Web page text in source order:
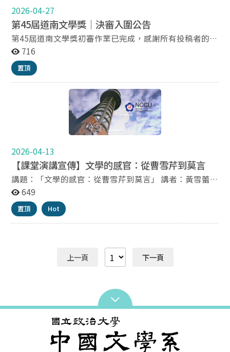
112203036 楊潔 113101035 張云 113101043 吳彤
113203019 廖  113204017 張鈞 113206022 鄧方
113209028 修伶 113209034 廖萱 113405011 楊鈞
113405097 張鈞 114102010 陳楹 114103008 蒯浩
114103019 張瑜 114103042 曾文 114208073 夏恩
114405126 鄭仁 114501056 蔡姍 114509101 温潔
114601137 劉誠 中國文學系敬啟 2026.5.21
2026-04-27
第45屆道南文學獎｜決審入圍公告
第45屆道南文學獎初審作業已完成，感謝所有投稿者的參
與。 本屆新詩組、散文組、短篇小說組決審入圍名單如
下： 新詩組 《朝霧》 《輕撫》 《過期的季節》 《刺榴
仔》 《校對三部曲》 《突然得知父親也寫詩》 《顛倒的
風景》 《禱詞之五十一》 《雙生》 《學徒》 《衣冠塚》
《午餐的難題》 《水手》 散文組 《我會變漂亮嗎？》
《拾玖，久拾》 《忠孝復興站遇見諸葛孔明》 《無規則
的成長之路：箭頭大學的退化教育革命》 《舍貓》 《再
見蝙蝠俠》 《倒數》 《呼吸》 《氣味未乾》 《原上茅
《姑娘樣》 《你好。再見。》 《便利商店裡的日常結
構》 短篇小說組 《渴愛論》 《飛高高》 《人間煙火》
《真菌》 《斷掌》 《漏音》 《北仔辣》 《二十二歲在路
上》 《分澤》 《真空星球》 《失語的人》 恭喜以上入圍
者。 第45屆道南文學獎決審會議將於以下時間舉行： 決
審會議時間 5月25日（一）09:00-12:00：新詩組、散文
組決審 6月1日（一）09:00-12:00：短篇小說組決審 報名
針對入圍作品進行討論與講評。現場也能聽見不同讀者對
作品的觀察與想法。 無論是否入圍，都歡迎對文學、寫作
716
置頂
2026-04-13
【課堂演講宣傳】文學的感官：從曹雪芹到莫言
講題：「文學的感官：從曹雪芹到莫言」 講者：黃雪蕾
（英國愛丁堡大學亞洲學系副教授） 主持人：陳碩文（政
大中文系副教授） 時間：4/20 (一） 14:00-16:00 地點：
學思樓 208 教室 所屬課程：文學與文化評論 歡迎有興趣
的同學踴躍參加！
649
置頂 Hot
上一頁 下一頁